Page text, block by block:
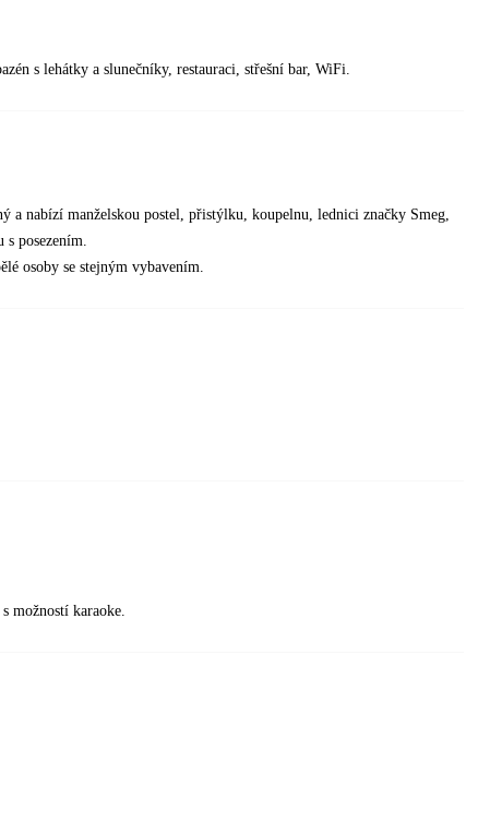
s lehátky a slunečníky, restauraci, střešní bar, WiFi.
a nabízí manželskou postel, přistýlku, koupelnu, lednici značky Smeg,
posezením.
osoby se stejným vybavením.
možností karaoke.